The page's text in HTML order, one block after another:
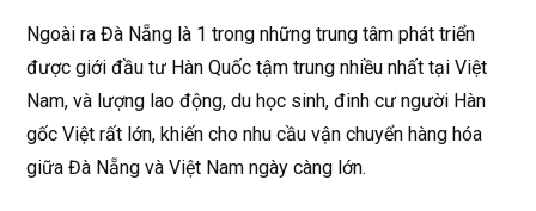
Ngoài ra Đà Nẵng là 1 trong những trung tâm phát triển
được giới đầu tư Hàn Quốc tậm trung nhiều nhất tại Việt
Nam, và lượng lao động, du học sinh, đinh cư người Hàn
gốc Việt rất lớn, khiến cho nhu cầu vận chuyển hàng hóa
giữa Đà Nẵng và Việt Nam ngày càng lớn.